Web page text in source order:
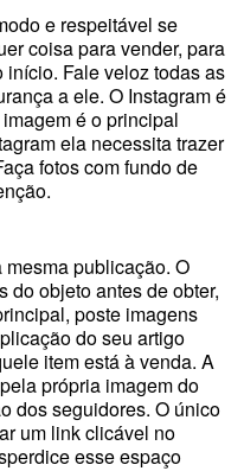
e respeitável se
coisa para vender, para
Fale veloz todas as
a ele. O Instagram é
é o principal
ela necessita trazer
fotos com fundo de
publicação. O
do objeto antes de obter,
poste imagens
do seu artigo
item está à venda. A
própria imagem do
dos seguidores. O único
um link clicável no
esse espaço